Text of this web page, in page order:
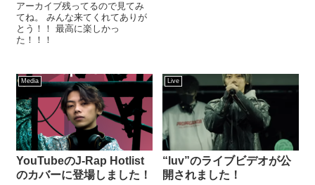
アーカイブ残ってるので見てみ
てね。 みんな来てくれてありが
とう！！ 最高に楽しかっ
た！！！
Media
YouTubeのJ-Rap Hotlist
のカバーに登場しました！
Live
“luv”のライブビデオが公
開されました！